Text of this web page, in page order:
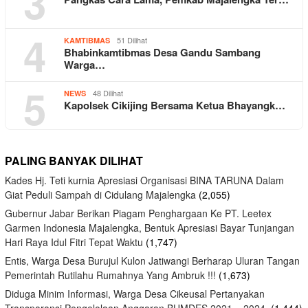
4 KAMTIBMAS 51 Dilihat
Bhabinkamtibmas Desa Gandu Sambang
Warga…
5 NEWS 48 Dilihat
Kapolsek Cikijing Bersama Ketua Bhayangk…
PALING BANYAK DILIHAT
Kades Hj. Teti kurnia Apresiasi Organisasi BINA TARUNA Dalam
Giat Peduli Sampah di Cidulang Majalengka (2,055)
Gubernur Jabar Berikan Piagam Penghargaan Ke PT. Leetex
Garmen Indonesia Majalengka, Bentuk Apresiasi Bayar Tunjangan
Hari Raya Idul Fitri Tepat Waktu (1,747)
Entis, Warga Desa Burujul Kulon Jatiwangi Berharap Uluran Tangan
Pemerintah Rutilahu Rumahnya Yang Ambruk !!! (1,673)
Diduga Minim Informasi, Warga Desa Cikeusal Pertanyakan